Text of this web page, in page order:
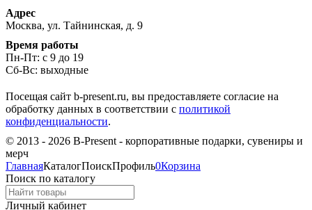
Адрес
Москва, ул. Тайнинская, д. 9
Время работы
Пн-Пт: с 9 до 19
Сб-Вс: выходные
Посещая сайт b-present.ru, вы предоставляете согласие на
обработку данных в соответствии с политикой
конфиденциальности.
© 2013 - 2026 B-Present - корпоративные подарки, сувениры и
мерч
ГлавнаяКаталогПоискПрофиль0Корзина
Поиск по каталогу
Личный кабинет